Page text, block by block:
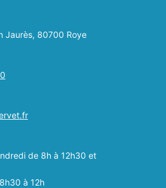
Jaurès, 80700 Roye
.fr
de 8h à 12h30 et
à 12h